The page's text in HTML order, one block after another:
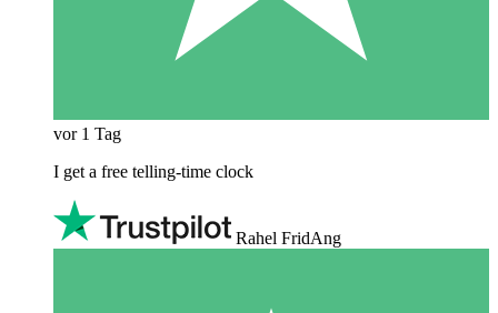
vor 1 Tag
I get a free telling-time clock
Rahel FridAng